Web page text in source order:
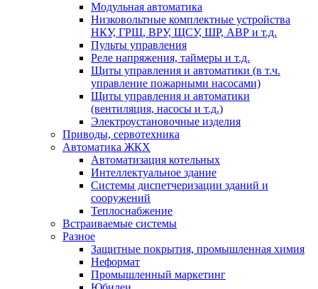
Модульная автоматика
Низковольтные комплектные устройства
НКУ, ГРЩ, ВРУ, ЩСУ, ШР, АВР и т.д.
Пульты управления
Реле напряжения, таймеры и т.д.
Щиты управления и автоматики (в т.ч.
управление пожарными насосами)
Щиты управления и автоматики
(вентиляция, насосы и т.д.)
Электроустановочные изделия
Приводы, сервотехника
Автоматика ЖКХ
Автоматизация котельных
Интеллектуальное здание
Системы диспетчеризации зданий и
сооружений
Теплоснабжение
Встраиваемые системы
Разное
Защитные покрытия, промышленная химия
Неформат
Промышленный маркетинг